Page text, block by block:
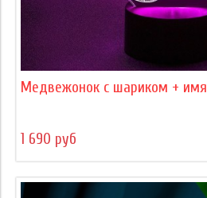
Медвежонок с шариком + имя
1 690 руб